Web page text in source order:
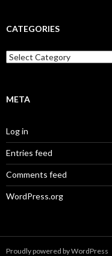
CATEGORIES
Categories
META
Log in
Entries feed
Comments feed
WordPress.org
Proudly powered by WordPress